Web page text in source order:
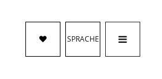
SPRACHE